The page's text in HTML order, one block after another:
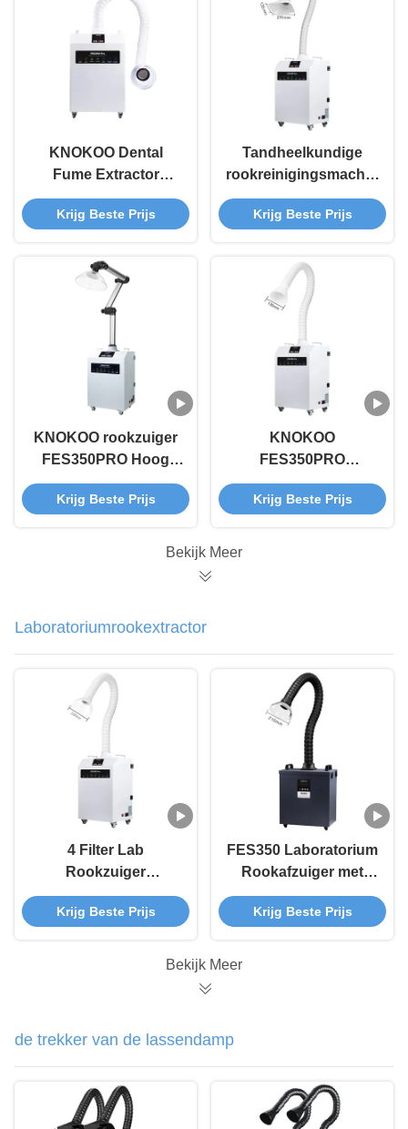
KNOKOO Dental
Fume Extractor
FES350 Pro met 460
m3/h Luchtsnelheid
efficiëntie en 4
Filterlagen voor
tandheelkundige
klinieken
Krijg Beste Prijs
Tandheelkundige
rookreinigingsmachine,
kleine draagbare
rookopwekkers
Krijg Beste Prijs
KNOKOO rookzuiger
FES350PRO Hoog
efficiënte rookreiniger
voor alle
Laser, microneedling
Krijg Beste Prijs
KNOKOO
FES350PRO
Tandheelkundige
rookzuigmachine
Krijg Beste Prijs
Bekijk Meer
Laboratoriumrookextractor
4 Filter Lab
Rookzuiger
Draagbaar 350W Voor
Chemische Bio
Krijg Beste Prijs
FES350 Laboratorium
Rookafzuiger met
LCD-scherm en 4-
traps filtratie voor
Krijg Beste Prijs
Bekijk Meer
de trekker van de lassendamp